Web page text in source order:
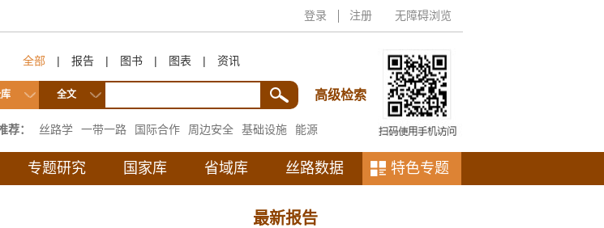
登录 注册 无障碍浏览
全部 | 报告 | 图书 | 图表 | 资讯
全文 高级检索
荐： 丝路学 一带一路 国际合作 周边安全 基础设施
能源
通
专题研究 国家库 省域库 丝路数据 特色专题
最新报告